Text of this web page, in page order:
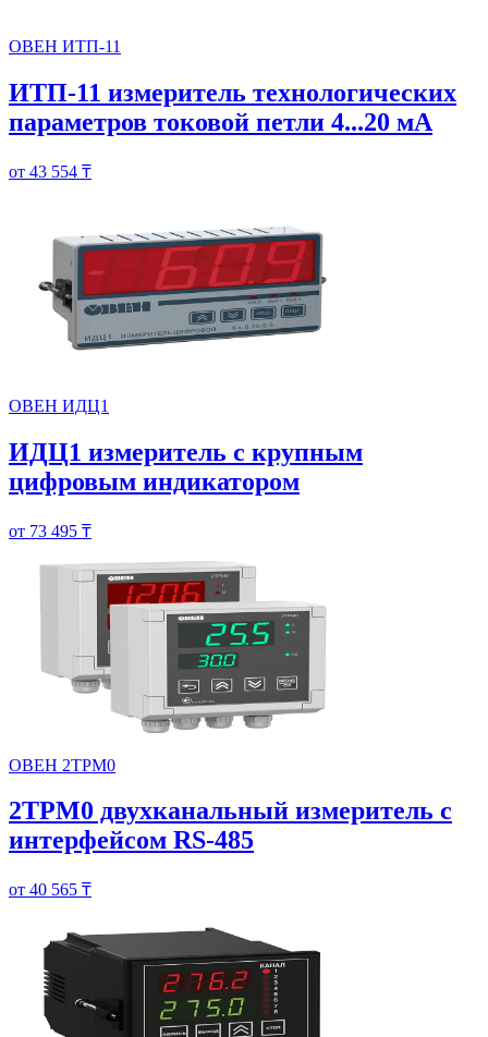
ОВЕН ИТП-11
ИТП-11 измеритель технологических
параметров токовой петли 4...20 мА
от 43 554 ₸
ОВЕН ИДЦ1
ИДЦ1 измеритель с крупным
цифровым индикатором
от 73 495 ₸
ОВЕН 2ТРМ0
2ТРМ0 двухканальный измеритель с
интерфейсом RS-485
от 40 565 ₸